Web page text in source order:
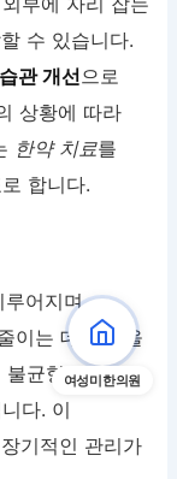
수 있습니다.
관 개선으로
상황에 따라
한약 치료를
합니다.
어지며,
이는 데 초점을
불균형을
다. 이
기적인 관리가
여성미한의원